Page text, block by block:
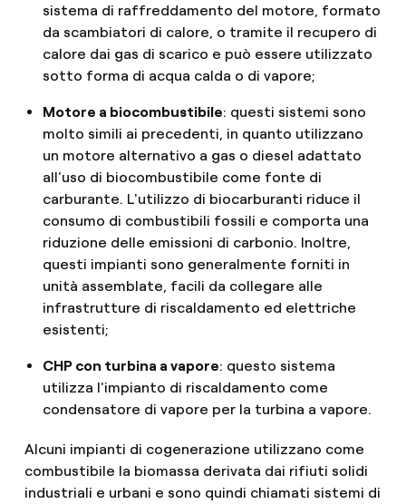
sistema di raffreddamento del motore, formato
da scambiatori di calore, o tramite il recupero di
calore dai gas di scarico e può essere utilizzato
sotto forma di acqua calda o di vapore;
Motore a biocombustibile: questi sistemi sono
molto simili ai precedenti, in quanto utilizzano
un motore alternativo a gas o diesel adattato
all'uso di biocombustibile come fonte di
carburante. L'utilizzo di biocarburanti riduce il
consumo di combustibili fossili e comporta una
riduzione delle emissioni di carbonio. Inoltre,
questi impianti sono generalmente forniti in
unità assemblate, facili da collegare alle
infrastrutture di riscaldamento ed elettriche
esistenti;
CHP con turbina a vapore: questo sistema
utilizza l'impianto di riscaldamento come
condensatore di vapore per la turbina a vapore.
Alcuni impianti di cogenerazione utilizzano come
combustibile la biomassa derivata dai rifiuti solidi
industriali e urbani e sono quindi chiamati sistemi di